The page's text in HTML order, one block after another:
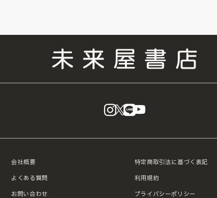
instagram
X LINE
会社概要
よくある質問
お問い合わせ
特定商取引法に基づく表記
利用規約
プライバシーポリシー